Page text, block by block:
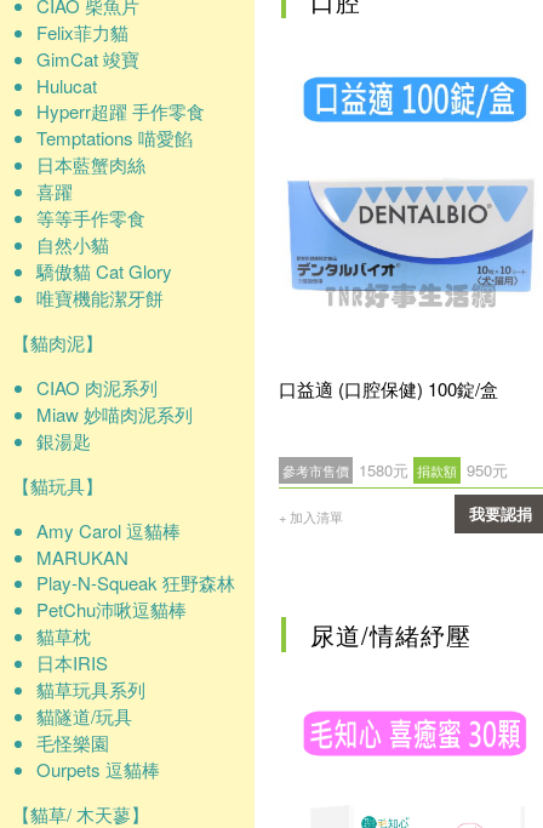
CIAO 柴魚片
Felix菲力貓
GimCat 竣寶
Hulucat
Hyperr超躍 手作零食
Temptations 喵愛餡
日本藍蟹肉絲
喜躍
等等手作零食
自然小貓
驕傲貓 Cat Glory
唯寶機能潔牙餅
【貓肉泥】
CIAO 肉泥系列
Miaw 妙喵肉泥系列
銀湯匙
【貓玩具】
Amy Carol 逗貓棒
MARUKAN
Play-N-Squeak 狂野森林
PetChu沛啾逗貓棒
貓草枕
日本IRIS
貓草玩具系列
貓隧道/玩具
毛怪樂園
Ourpets 逗貓棒
【貓草/ 木天蓼】
口益適 (口腔保健) 100錠/盒
參考市售價 1580元 捐款額 950元
+ 加入清單 我要認捐
尿道/情緒紓壓